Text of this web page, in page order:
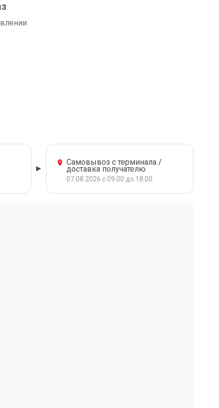
Самовывоз с терминала /
доставка получателю
07.08.2026 с 09:00 до 18:00